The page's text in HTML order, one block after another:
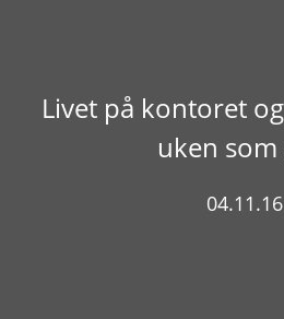
Livet på kontoret
uken
04.11.16